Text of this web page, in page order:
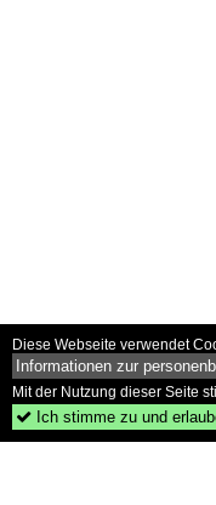
Diese Webseite verwendet
Informationen zur
Mit der Nutzung dieser Seite
 Ich stimme zu und